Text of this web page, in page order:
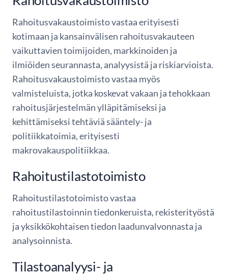
Rahoitusvakaustoimisto vastaa erityisesti
kotimaan ja kansainvälisen rahoitusvakauteen
vaikuttavien toimijoiden, markkinoiden ja
ilmiöiden seurannasta, analyysistä ja riskiarvioista.
Rahoitusvakaustoimisto vastaa myös
valmisteluista, jotka koskevat vakaan ja tehokkaan
rahoitusjärjestelmän ylläpitämiseksi ja
kehittämiseksi tehtäviä sääntely- ja
politiikkatoimia, erityisesti
makrovakauspolitiikkaa.
Rahoitustilastotoimisto
Rahoitustilastotoimisto vastaa
rahoitustilastoinnin tiedonkeruista, rekisterityöstä
ja yksikkökohtaisen tiedon laadunvalvonnasta ja
analysoinnista.
Tilastoanalyysi- ja